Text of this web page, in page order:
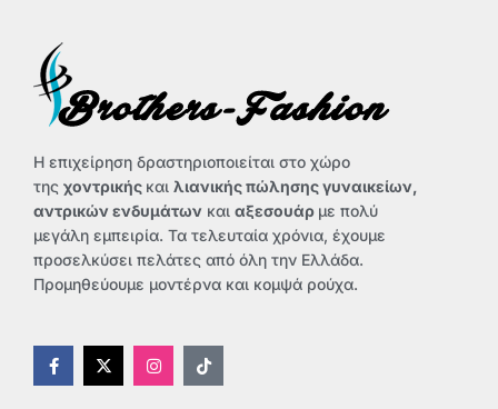
προϊόντος
Η επιχείρηση δραστηριοποιείται στο χώρο
της χοντρικής και λιανικής πώλησης γυναικείων,
αντρικών ενδυμάτων και αξεσουάρ με πολύ
μεγάλη εμπειρία. Τα τελευταία χρόνια, έχουμε
προσελκύσει πελάτες από όλη την Ελλάδα.
Προμηθεύουμε μοντέρνα και κομψά ρούχα.
F
a
c
-
t
I
n
s
T
i
k